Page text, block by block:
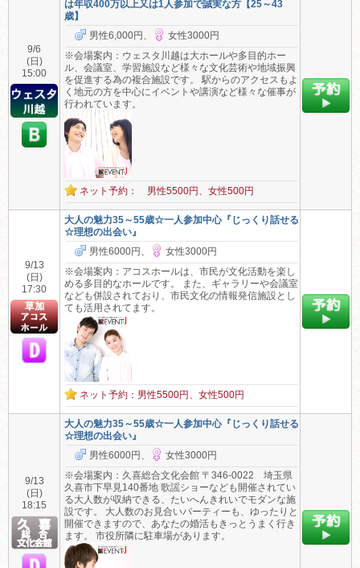
9/6
(日)
15:00
は年収400万以上又は1人参加で誠実な方【25～43
歳】
男性6,000円、
女性3000円
※会場案内：ウェスタ川越は大ホールや多目的ホー
ル、会議室、学習施設など様々な文化芸術や地域振興
を促進する為の複合施設です。 駅からのアクセスもよ
く地元の方を中心にイベントや講演など様々な催事が
行われています。
ネット予約： 男性5500円、女性500円
9/13
(日)
17:30
大人の魅力35～55歳☆一人参加中心『じっくり話せる
☆理想の出会い』
男性6000円、
女性3000円
※会場案内：アコスホールは、市民が文化活動を楽し
める多目的なホールです。 また、ギャラリーや会議室
なども併設されており、市民文化の情報発信施設とし
ても活用されてます。
ネット予約：男性5500円、女性500円
9/13
(日)
18:15
大人の魅力35～55歳☆一人参加中心『じっくり話せる
☆理想の出会い』
男性6000円、
女性3000円
※会場案内：久喜総合文化会館 〒346-0022 埼玉県
久喜市下早見140番地 歌謡ショーなども開催されてい
る大人数が収納できる、たいへんきれいでモダンな施
設です。 大人数のお見合いパーティーも、ゆったりと
開催できますので、あなたの婚活もきっとうまく行き
ます。 市役所隣に駐車場があります。